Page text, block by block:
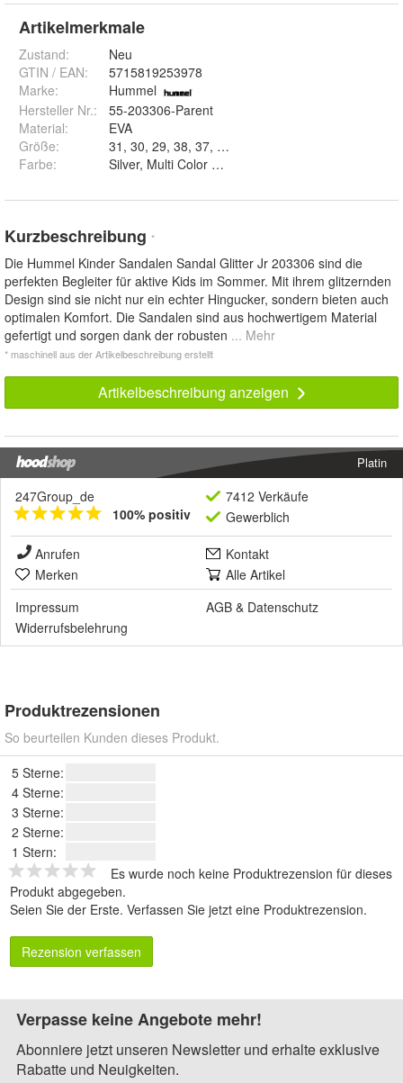
Artikelmerkmale
Zustand:
Neu
GTIN / EAN:
5715819253978
Marke:
Hummel
Hersteller Nr.:
55-203306-Parent
Material:
EVA
Größe:
Farbe:
Kurzbeschreibung *
Die Hummel Kinder Sandalen Sandal Glitter Jr 203306 sind die
perfekten Begleiter für aktive Kids im Sommer. Mit ihrem glitzernden
Design sind sie nicht nur ein echter Hingucker, sondern bieten auch
optimalen Komfort. Die Sandalen sind aus hochwertigem Material
gefertigt und sorgen dank der robusten ... Mehr
* maschinell aus der Artikelbeschreibung erstellt
Artikelbeschreibung anzeigen
Platin
247Group_de
100% positiv
7412 Verkäufe
Gewerblich
Anrufen
Kontakt
Merken
Alle Artikel
Impressum
AGB & Datenschutz
Widerrufsbelehrung
Produktrezensionen
So beurteilen Kunden dieses Produkt.
5 Sterne:
4 Sterne:
3 Sterne:
2 Sterne:
1 Stern:
Es wurde noch keine Produktrezension für dieses
Produkt abgegeben.
Seien Sie der Erste. Verfassen Sie jetzt eine Produktrezension.
Rezension verfassen
Verpasse keine Angebote mehr!
Abonniere jetzt unseren Newsletter und erhalte exklusive
Rabatte und Neuigkeiten.